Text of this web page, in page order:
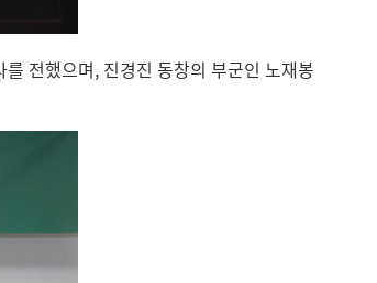
전했으며, 진경진 동창의 부군인 노재봉